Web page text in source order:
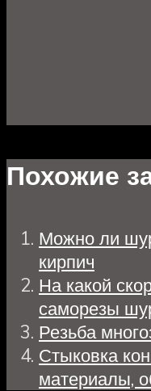
Похожие
Можно ли
кирпич
На какой
саморезы
Резьба
Стыковка
материалы,